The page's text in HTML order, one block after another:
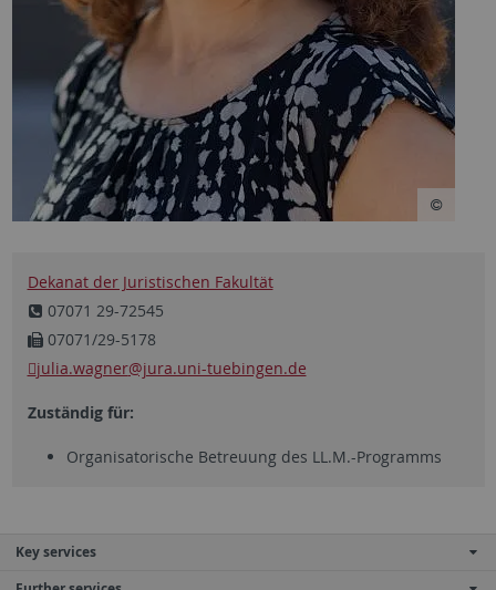
Dekanat der Juristischen Fakultät
07071 29-72545
07071/29-5178
julia.wagner@jura.uni-tuebingen.de
Zuständig für:
Organisatorische Betreuung des LL.M.-Programms
Key services